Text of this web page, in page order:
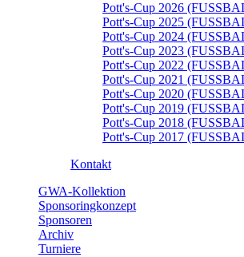
Pott's-Cup 2026
Pott's-Cup 2025
Pott's-Cup 2024
Pott's-Cup 2023
Pott's-Cup 2022
Pott's-Cup 2021
Pott's-Cup 2020
Pott's-Cup 2019
Pott's-Cup 2018
Pott's-Cup 2017
Kontakt
GWA-Kollektion
Sponsoringkonzept
Sponsoren
Archiv
Turniere